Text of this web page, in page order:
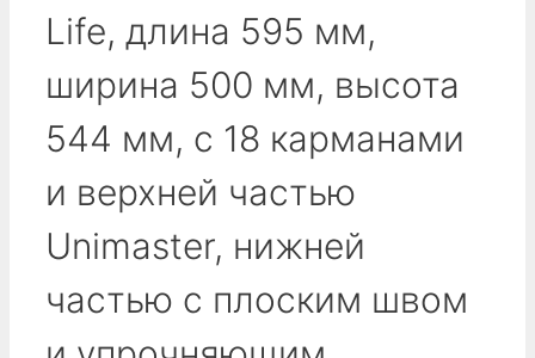
Life, длина 595 мм,
ширина 500 мм, высота
544 мм, с 18 карманами
и верхней частью
Unimaster, нижней
частью с плоским швом